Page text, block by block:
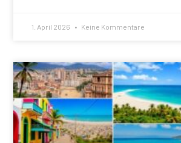
1. April 2026 Keine Kommentare